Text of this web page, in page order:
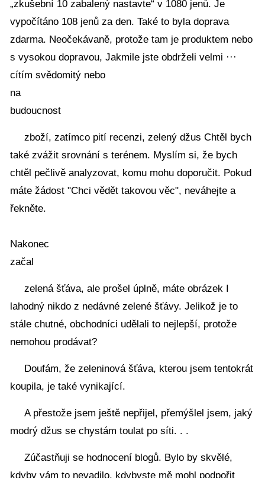
„zkušební 10 zabalený nastavte“ v 1080 jenů. Je
vypočítáno 108 jenů za den. Také to byla doprava
zdarma. Neočekávaně, protože tam je produktem nebo
s vysokou dopravou, Jakmile jste obdrželi velmi ···
cítím svědomitý nebo
na
budoucnost
zboží, zatímco pití recenzi, zelený džus Chtěl bych
také zvážit srovnání s terénem. Myslím si, že bych
chtěl pečlivě analyzovat, komu mohu doporučit. Pokud
máte žádost "Chci vědět takovou věc", neváhejte a
řekněte.
Nakonec
začal
zelená šťáva, ale prošel úplně, máte obrázek I
lahodný nikdo z nedávné zelené šťávy. Jelikož je to
stále chutné, obchodníci udělali to nejlepší, protože
nemohou prodávat?
Doufám, že zeleninová šťáva, kterou jsem tentokrát
koupila, je také vynikající.
A přestože jsem ještě nepřijel, přemýšlel jsem, jaký
modrý džus se chystám toulat po síti. . .
Zúčastňuji se hodnocení blogů. Bylo by skvělé,
kdyby vám to nevadilo, kdybyste mě mohl podpořit